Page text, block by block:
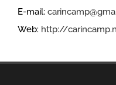
E-mail:
Web: http://